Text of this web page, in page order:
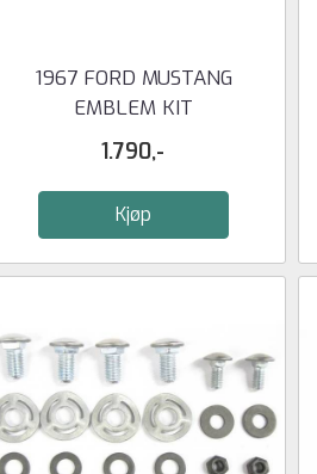
1967 FORD MUSTANG
EMBLEM KIT
1.790,-
Kjøp